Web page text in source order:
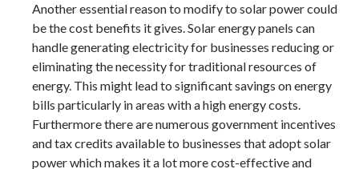
Another essential reason to modify to solar power could
be the cost benefits it gives. Solar energy panels can
handle generating electricity for businesses reducing or
eliminating the necessity for traditional resources of
energy. This might lead to significant savings on energy
bills particularly in areas with a high energy costs.
Furthermore there are numerous government incentives
and tax credits available to businesses that adopt solar
power which makes it a lot more cost-effective and